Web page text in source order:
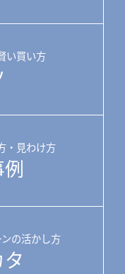
い買い方
・見わけ方
の活かし方